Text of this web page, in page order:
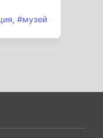
,#музей